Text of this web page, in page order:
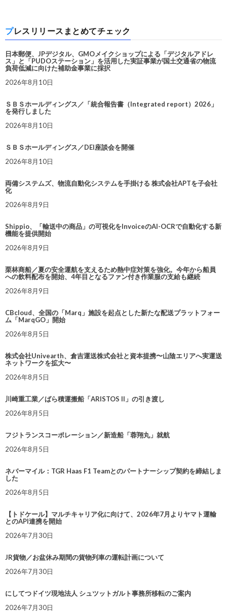
プレスリリースまとめてチェック
日本郵便、JPデジタル、GMOメイクショップによる「デジタルアドレ
ス」と「PUDOステーション」を活用した実証事業が国土交通省の物流
負荷低減に向けた補助金事業に採択
2026年8月10日
ＳＢＳホールディングス／「統合報告書（Integrated report）2026」
を発行しました
2026年8月10日
ＳＢＳホールディングス／DEI座談会を開催
2026年8月10日
両備システムズ、物流自動化システムを手掛ける 株式会社APTを子会社
化
2026年8月9日
Shippio、「輸送中の商品」の可視化をInvoiceのAI-OCRで自動化する新
機能を提供開始
2026年8月9日
栗林商船／夏の安全運航を支えるため熱中症対策を強化。今年から船員
への飲料配布を開始、4年目となるファン付き作業服の支給も継続
2026年8月9日
CBcloud、全国の「Marq」施設を起点とした新たな配送プラットフォー
ム「MarqGO」開始
2026年8月5日
株式会社Univearth、倉吉運送株式会社と資本提携〜山陰エリアへ実運送
ネットワークを拡大〜
2026年8月5日
川崎重工業／ばら積運搬船「ARISTOS II」の引き渡し
2026年8月5日
フジトランスコーポレーション／新造船「蓉翔丸」就航
2026年8月5日
ネバーマイル：TGR Haas F1 Teamとのパートナーシップ契約を締結しま
した
2026年8月5日
【トドケール】マルチキャリア化に向けて、2026年7月よりヤマト運輸
とのAPI連携を開始
2026年7月30日
JR貨物／お盆休み期間の貨物列車の運転計画について
2026年7月30日
にしてつドイツ現地法人 シュツットガルト事務所移転のご案内
2026年7月30日